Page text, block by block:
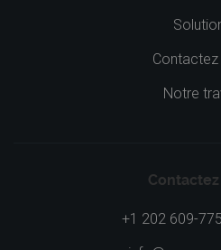
Contactez
Notre
+1 202 609-